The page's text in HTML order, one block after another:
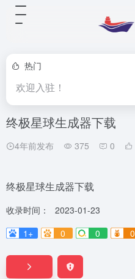
热门
欢迎入驻！
终极星球生成器下载
4年前发布 375 0
终极星球生成器下载
收录时间：
2023-01-23
1+
0 0 0